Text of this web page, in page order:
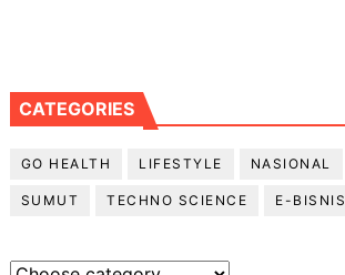
CATEGORIES
GO HEALTH LIFESTYLE NASIONAL
SUMUT TECHNO SCIENCE E-BISNIS